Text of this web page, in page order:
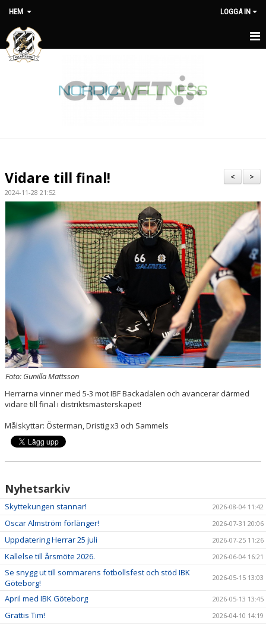
HEM LOGGA IN
HEM
KLUBBSHOP
KONTAKT
SPORTRÅD
SOCIALT RÅD
>
<
Vidare till final!
2024-11-28 21:52
Foto: Gunilla Mattsson
Herrarna vinner med 5-3 mot IBF Backadalen och avancerar därmed
vidare till final i distriktsmästerskapet!
Målskyttar: Österman, Dristig x3 och Sammels
Nyhetsarkiv
Skyttekungen stannar! 2026-08-04 11:42
Oscar Almström förlänger! 2026-07-31 20:06
Uppdatering Herrar 25 juli 2026-07-25 11:26
Kallelse till årsmöte 2026. 2026-06-04 16:21
Se snygg ut till sommarens fotbollsfest och stöd IBK
Göteborg!
2026-05-15 13:03
April med IBK Göteborg 2026-05-13 13:45
Grattis Tim! 2026-04-10 14:19